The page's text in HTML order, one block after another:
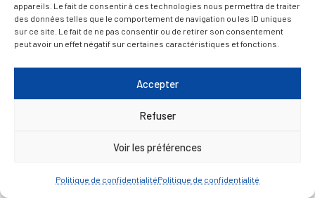
appareils. Le fait de consentir à ces technologies nous permettra de traiter
des données telles que le comportement de navigation ou les ID uniques
sur ce site. Le fait de ne pas consentir ou de retirer son consentement
peut avoir un effet négatif sur certaines caractéristiques et fonctions.
Accepter
Refuser
Voir les préférences
Politique de confidentialitéPolitique de confidentialité
Le festival de Mijéma pour une journée
enflammée. Au programme : Journée portes
ouvertes, village enfants, concept explosif, une
PLUS D’INFOS